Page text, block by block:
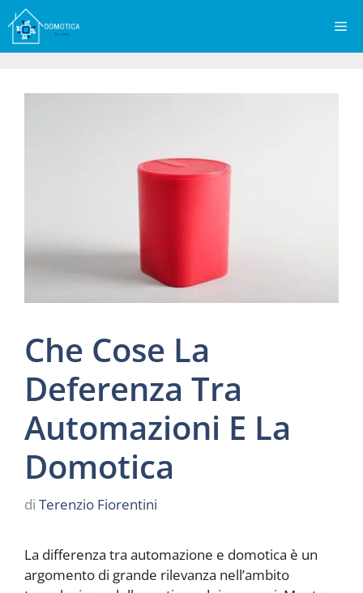
Vai
al
contenuto
Che Cose La
Deferenza Tra
Automazioni E La
Domotica
di Terenzio Fiorentini
La differenza tra automazione e domotica è un
argomento di grande rilevanza nell’ambito